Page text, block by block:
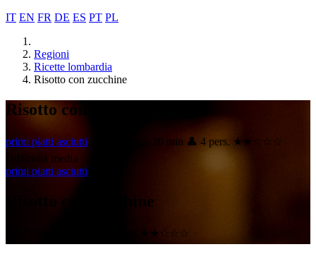
IT EN FR DE ES PT PL
Regioni
Ricette lombardia
Risotto con zucchine
Risotto con zucchine
primi piatti asciutti 🍳 20 min 👤 4 pers. ★★☆☆☆
Difficoltà media
primi piatti asciutti
Risotto con zucchine
★★☆☆☆